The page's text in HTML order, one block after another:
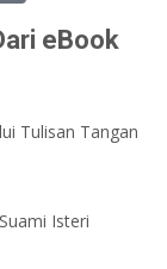
eBook
Tulisan Tangan
Isteri